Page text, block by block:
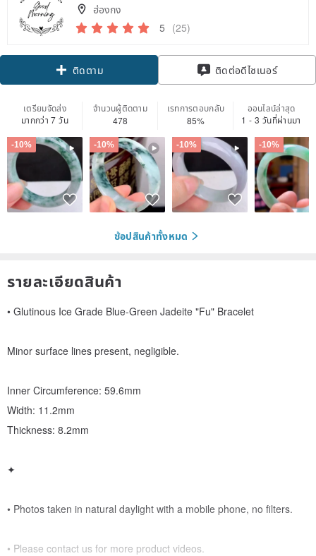
ฮ่องกง
5 (25)
ติดตาม ติดต่อดีไซเนอร์
เตรียมจัดส่ง
มากกว่า 7 วัน
จำนวนผู้ติดตาม
478
เรทการตอบกลับ
85%
ออนไลน์ล่าสุด
1 - 3 วันที่ผ่านมา
-10% -10% -10% -10%
ช้อปสินค้าทั้งหมด
รายละเอียดสินค้า
• Glutinous Ice Grade Blue-Green Jadeite "Fu" Bracelet
Minor surface lines present, negligible.
Inner Circumference: 59.6mm
Width: 11.2mm
Thickness: 8.2mm
✦
• Photos taken in natural daylight with a mobile phone, no filters.
• Please contact us for more product videos.